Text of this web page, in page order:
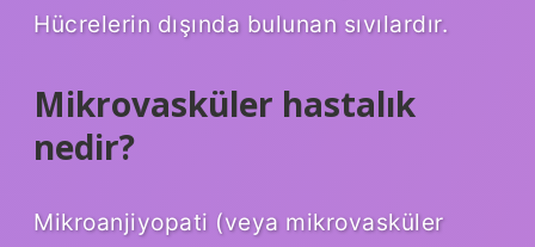
Hücrelerin dışında bulunan sıvılardır.
Mikrovasküler hastalık
nedir?
Mikroanjiyopati (veya mikrovasküler